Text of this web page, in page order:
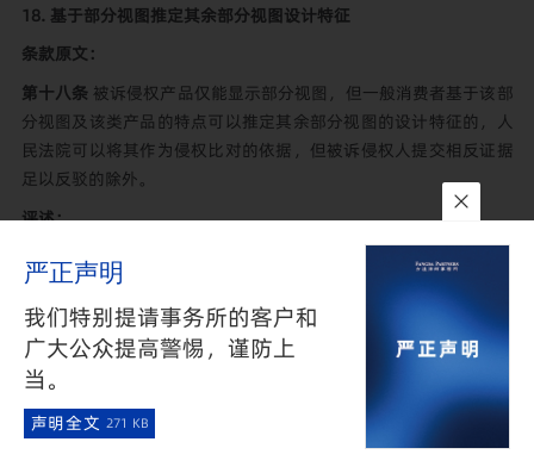
18. 基于部分视图推定其余部分视图设计特征
条款原文：
第十八条被诉侵权产品仅能显示部分视图，但一般消费者基于该部
分视图及该类产品的特点可以推定其余部分视图的设计特征的，人
民法院可以将其作为侵权比对的依据，但被诉侵权人提交相反证据
足以反驳的除外。
评述：
一般消费者是外观设计侵权案件中的重要概念之一，几乎每年都有
与之相关的典型案例。《最高人民法院关于审理侵犯专利权纠纷案
件应用法律若干问题的解释》第十条规定，“人民法院应当以外观
设计专利产品的一般消费者的知识水平和认知能力，判断外观设计
是否相同或者近似。”《侵犯专利权纠纷司法解释（三）》即是在
此条的基础上对一般消费者的认知水平和认知能力进行了进一步的
解释。
严正声明
我们特别提请事务所的客户和
广大公众提高警惕，谨防上
当。
声明全文 271 KB